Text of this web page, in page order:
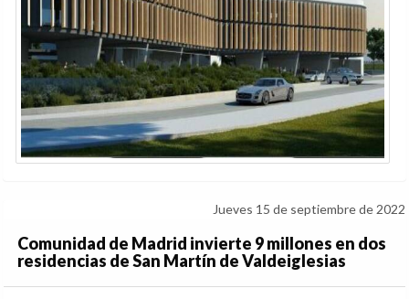
Jueves 15 de septiembre de 2022
Comunidad de Madrid invierte 9 millones en dos
residencias de San Martín de Valdeiglesias